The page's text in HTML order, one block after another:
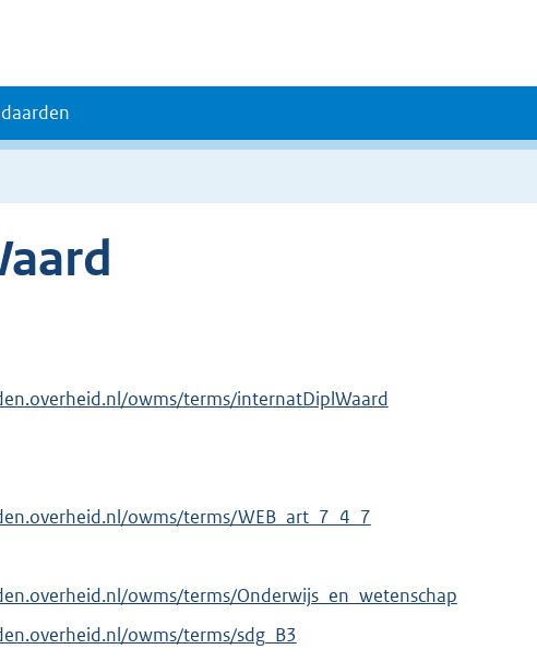
owms/terms/internatDiplWaard
owms/terms/WEB_art_7_4_7
owms/terms/Onderwijs_en_wetenschap
owms/terms/sdg_B3